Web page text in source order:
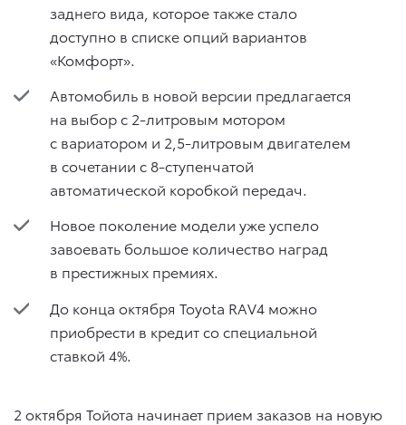
заднего вида, которое также стало
доступно в списке опций вариантов
«Комфорт».
Автомобиль в новой версии предлагается
на выбор с 2-литровым мотором
с вариатором и 2,5-литровым двигателем
в сочетании c 8-ступенчатой
автоматической коробкой передач.
Новое поколение модели уже успело
завоевать большое количество наград
в престижных премиях.
До конца октября Toyota RAV4 можно
приобрести в кредит со специальной
ставкой 4%.
2 октября Тойота начинает прием заказов на новую